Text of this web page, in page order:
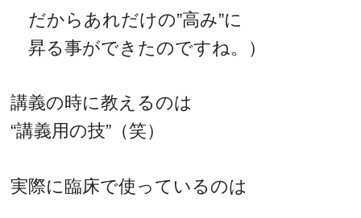
だからあれだけの”高み”に
昇る事ができたのですね。）
講義の時に教えるのは
“講義用の技”（笑）
実際に臨床で使っているのは